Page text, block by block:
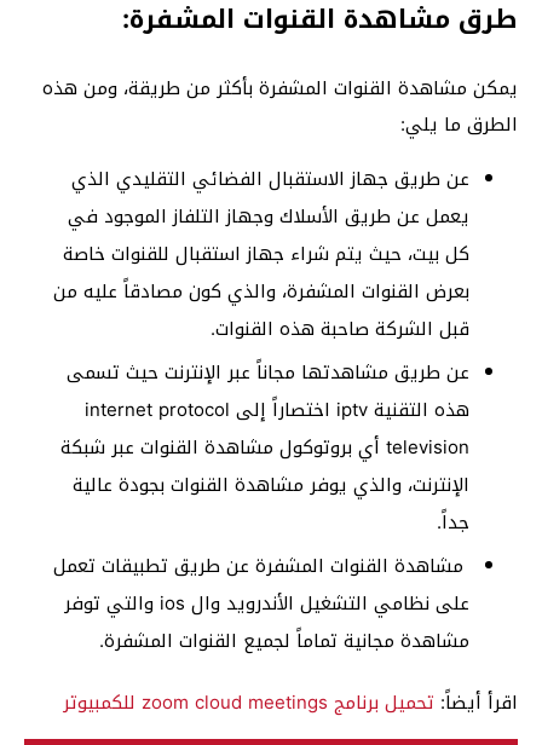
طرق مشاهدة القنوات المشفرة:
يمكن مشاهدة القنوات المشفرة بأكثر من طريقة، ومن هذه
الطرق ما يلي:
عن طريق جهاز الاستقبال الفضائي التقليدي الذي
يعمل عن طريق الأسلاك وجهاز التلفاز الموجود في
كل بيت، حيث يتم شراء جهاز استقبال للقنوات خاصة
بعرض القنوات المشفرة، والذي كون مصادقاً عليه من
قبل الشركة صاحبة هذه القنوات.
عن طريق مشاهدتها مجاناً عبر الإنترنت حيث تسمى
هذه التقنية iptv اختصاراً إلى internet protocol
television أي بروتوكول مشاهدة القنوات عبر شبكة
الإنترنت، والذي يوفر مشاهدة القنوات بجودة عالية
جداً.
مشاهدة القنوات المشفرة عن طريق تطبيقات تعمل
على نظامي التشغيل الأندرويد وال ios والتي توفر
مشاهدة مجانية تماماً لجميع القنوات المشفرة.
اقرأ أيضاً: تحميل برنامج zoom cloud meetings للكمبيوتر